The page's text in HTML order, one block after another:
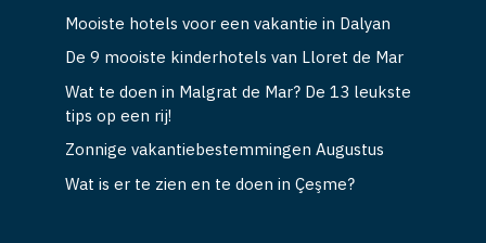
Mooiste hotels voor een vakantie in Dalyan
De 9 mooiste kinderhotels van Lloret de Mar
Wat te doen in Malgrat de Mar? De 13 leukste
tips op een rij!
Zonnige vakantiebestemmingen Augustus
Wat is er te zien en te doen in Çeşme?